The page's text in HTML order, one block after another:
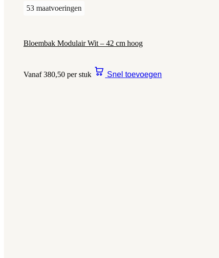
53 maatvoeringen
Bloembak Modulair Wit – 42 cm hoog
Vanaf 380,50 per stuk Snel toevoegen